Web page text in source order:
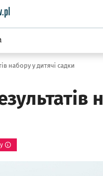
Serwis informacyjny
набору у дитячі садки